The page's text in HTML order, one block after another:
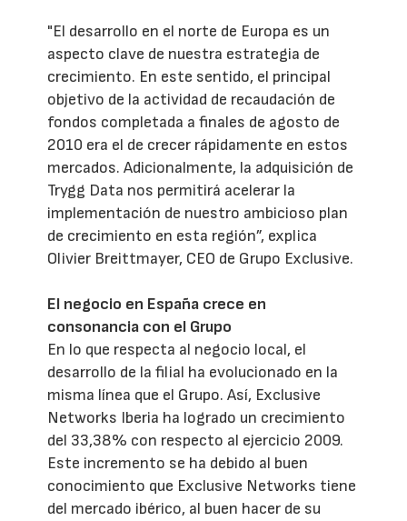
"El desarrollo en el norte de Europa es un
aspecto clave de nuestra estrategia de
crecimiento. En este sentido, el principal
objetivo de la actividad de recaudación de
fondos completada a finales de agosto de
2010 era el de crecer rápidamente en estos
mercados. Adicionalmente, la adquisición de
Trygg Data nos permitirá acelerar la
implementación de nuestro ambicioso plan
de crecimiento en esta región”, explica
Olivier Breittmayer, CEO de Grupo Exclusive.
El negocio en España crece en
consonancia con el Grupo
En lo que respecta al negocio local, el
desarrollo de la filial ha evolucionado en la
misma línea que el Grupo. Así, Exclusive
Networks Iberia ha logrado un crecimiento
del 33,38% con respecto al ejercicio 2009.
Este incremento se ha debido al buen
conocimiento que Exclusive Networks tiene
del mercado ibérico, al buen hacer de su